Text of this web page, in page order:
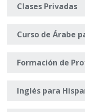
Clases Privadas
Curso de Árabe
Formación de
Inglés para